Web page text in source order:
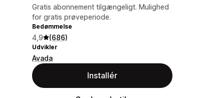
Gratis abonnement tilgængeligt. Mulighed
for gratis prøveperiode.
Bedømmelse
4,9 (686)
Udvikler
Avada
Installér